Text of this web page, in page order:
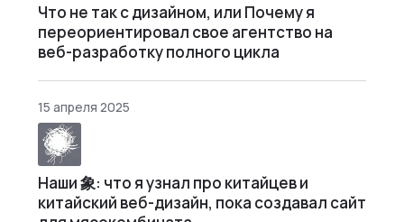
Что не так с дизайном, или Почему я
переориентировал свое агентство на
веб-разработку полного цикла
15 апреля 2025
Наши 象: что я узнал про китайцев и
китайский веб-дизайн, пока создавал сайт